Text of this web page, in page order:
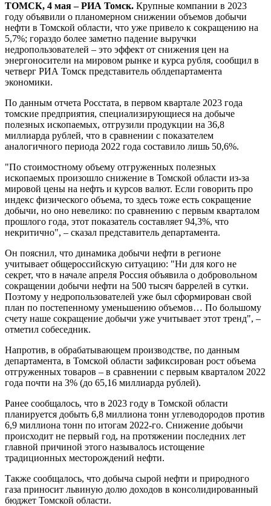
ТОМСК, 4 мая – РИА Томск. Крупные компании в 2023
году объявили о планомерном снижении объемов добычи
нефти в Томской области, что уже привело к сокращению на
5,7%; гораздо более заметно падение выручки
недропользователей – это эффект от снижения цен на
энергоносители на мировом рынке и курса рубля, сообщил в
четверг РИА Томск представитель облдепартамента
экономики.
По данным отчета Росстата, в первом квартале 2023 года
томские предприятия, специализирующиеся на добыче
полезных ископаемых, отгрузили продукции на 36,8
миллиарда рублей, что в сравнении с показателем
аналогичного периода 2022 года составило лишь 50,6%.
"По стоимостному объему отгруженных полезных
ископаемых произошло снижение в Томской области из-за
мировой цены на нефть и курсов валют. Если говорить про
индекс физического объема, то здесь тоже есть сокращение
добычи, но оно невелико: по сравнению с первым кварталом
прошлого года, этот показатель составляет 94,3%, что
некритично", – сказал представитель департамента.
Он пояснил, что динамика добычи нефти в регионе
учитывает общероссийскую ситуацию: "Ни для кого не
секрет, что в начале апреля Россия объявила о добровольном
сокращении добычи нефти на 500 тысяч баррелей в сутки.
Поэтому у недропользователей уже был сформирован свой
план по постепенному уменьшению объемов… По большому
счету наше сокращение добычи уже учитывает этот тренд", –
отметил собеседник.
Напротив, в обрабатывающем производстве, по данным
департамента, в Томской области зафиксирован рост объема
отгруженных товаров – в сравнении с первым кварталом 2022
года почти на 3% (до 65,16 миллиарда рублей).
Ранее сообщалось, что в 2023 году в Томской области
планируется добыть 6,8 миллиона тонн углеводородов против
6,9 миллиона тонн по итогам 2022-го. Снижение добычи
происходит не первый год, на протяжении последних лет
главной причиной этого называлось истощение
традиционных месторождений нефти.
Также сообщалось, что добыча сырой нефти и природного
газа приносит львиную долю доходов в консолидированный
бюджет Томской области.